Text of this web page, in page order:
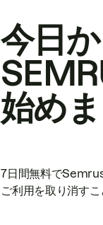
今日
始め
7日間無料で
ご利用を取り消すこ